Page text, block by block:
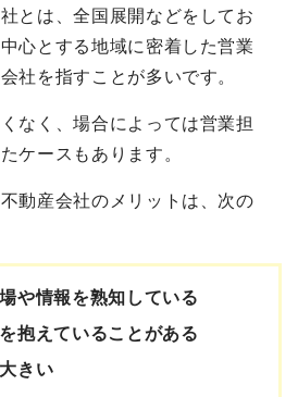
とは、全国展開などをしてお
心とする地域に密着した営業
社を指すことが多いです。
なく、場合によっては営業担
ケースもあります。
動産会社のメリットは、次の
や情報を熟知している
抱えていることがある
きい